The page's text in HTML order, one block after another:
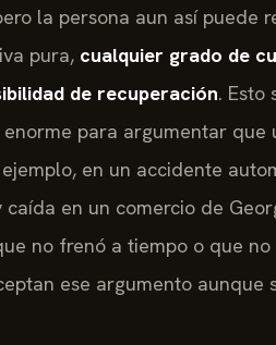
la persona aun así puede
pura, cualquier grado de
de recuperación. Esto
para argumentar que
en un accidente
en un comercio de
no frenó a tiempo o que
ese argumento aunque